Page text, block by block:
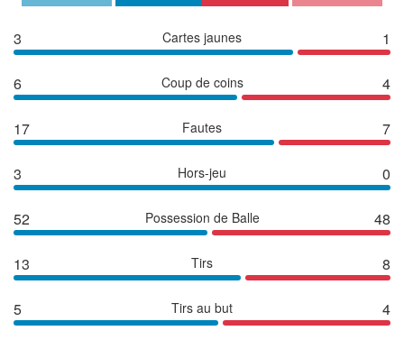
3 Cartes jaunes 1
6 Coup de coins 4
17 Fautes 7
3 Hors-jeu 0
52 Possession de Balle 48
13 Tirs 8
5 Tirs au but 4